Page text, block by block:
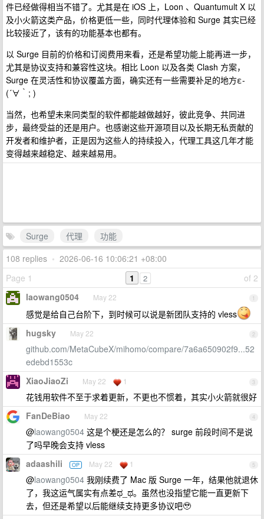
件已经做得相当不错了。尤其是在 iOS 上，Loon 、Quantumult X 以
及小火箭这类产品，价格更低一些，同时代理体验和 Surge 其实已经
比较接近了，该有的功能基本也都有。
以 Surge 目前的价格和订阅费用来看，还是希望功能上能再进一步，
尤其是协议支持和兼容性这块。相比 Loon 以及各类 Clash 方案，
Surge 在灵活性和协议覆盖方面，确实还有一些需要补足的地方ε-
(´∀｀; )
当然，也希望未来同类型的软件都能越做越好，彼此竞争、共同进
步，最终受益的还是用户。也感谢这些开源项目以及长期无私贡献的
开发者和维护者，正是因为这些人的持续投入，代理工具这几年才能
变得越来越稳定、越来越易用。
Surge 代理
功能
108 replies • 2026-06-16 10:06:21 +08:00
Page 1
of 2
1 2
1
laowang0504 May 22
感觉是给自己台阶下，到时候可以说是新团队支持的 vless
2
hugsky May 22
github.com/MetaCubeX/mihomo/compare/7a6a650902f9...52
edebd1553c
3
XiaoJiaoZi May 22 1
花钱用软件不至于求着更新，不更也不惯着，其实小火箭就很好
4
FanDeBiao May 22
@laowang0504 这是个梗还是怎么的？ surge 前段时间不是说
了吗早晚会支持 vless
5
adaashili OP May 22 1
@laowang0504 我刚续费了 Mac 版 Surge 一年，结果他就退休
了，我这运气属实有点差ಥ_ಥ。虽然也没指望它能一直更新下
去，但还是希望以后能继续支持更多协议吧🥹